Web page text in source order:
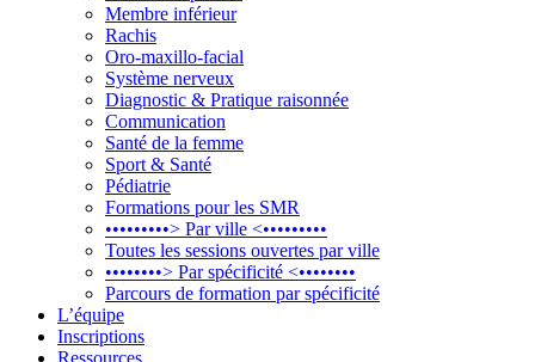
Membre inférieur
Rachis
Oro-maxillo-facial
Système nerveux
Diagnostic & Pratique raisonnée
Communication
Santé de la femme
Sport & Santé
Pédiatrie
Formations pour les SMR
•••••••••> Par ville <•••••••••
Toutes les sessions ouvertes par ville
••••••••> Par spécificité <••••••••
Parcours de formation par spécificité
L’équipe
Inscriptions
Ressources